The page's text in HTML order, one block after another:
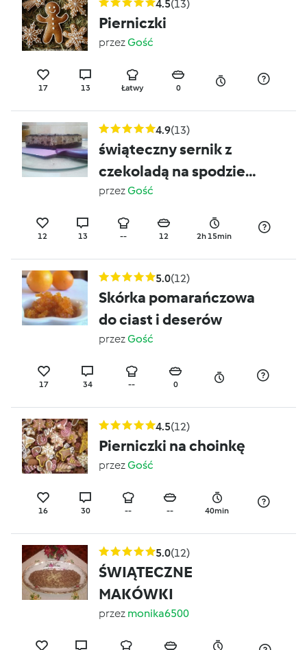
4.5(13)
Pierniczki
przezGość
17 13 Łatwy 0
4.9(13)
świąteczny sernik z
czekoladą na spodzie
brownies
przezGość
12 13 -- 12 2h 15min
5.0(12)
Skórka pomarańczowa
do ciast i deserów
przezGość
17 34 -- 0
4.5(12)
Pierniczki na choinkę
przezGość
16 30 -- -- 40min
5.0(12)
ŚWIĄTECZNE
MAKÓWKI
przez monika6500